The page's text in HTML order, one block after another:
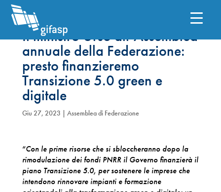
Il ministro Urso all’Assemblea
annuale della Federazione:
presto finanzieremo
Transizione 5.0 green e
digitale
Giu 27, 2023 | Assemblea di Federazione
“Con le prime risorse che si sbloccheranno dopo la
rimodulazione dei fondi PNRR il Governo finanzierà il
piano Transizione 5.0, per sostenere le imprese che
intendono rinnovare impianti e formazione